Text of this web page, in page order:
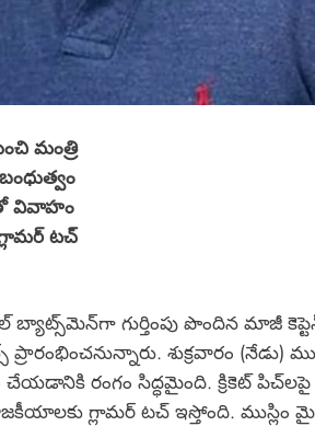
మంత్రి
వివాహం
టచ్
బ్యాట్స్‌మెన్‌గా గుర్తింపు పొందిన మాజీ
శుక్రవారం (నేడు)
రంగం సిద్ధమైంది. క్రికెట్
గ్లామర్ టచ్ ఇస్తోంది. ముస్లిం